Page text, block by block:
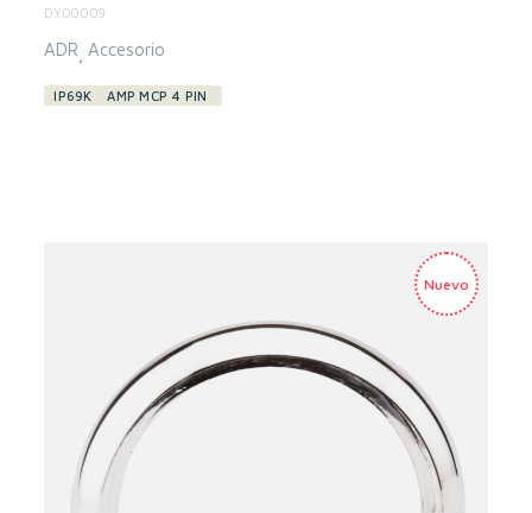
DY00009
ADR ,Accesorio
IP69K AMP MCP 4 PIN